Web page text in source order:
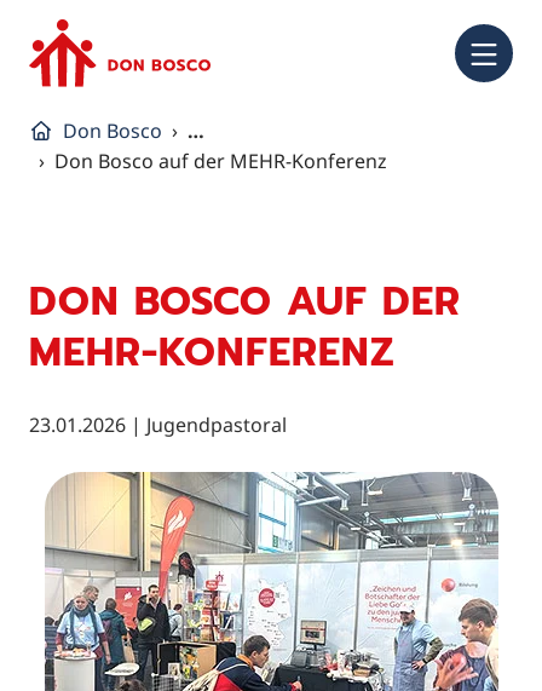
Don Bosco
…
Don Bosco auf der MEHR-Konferenz
DON BOSCO AUF DER
MEHR-KONFERENZ
23.01.2026 | Jugendpastoral